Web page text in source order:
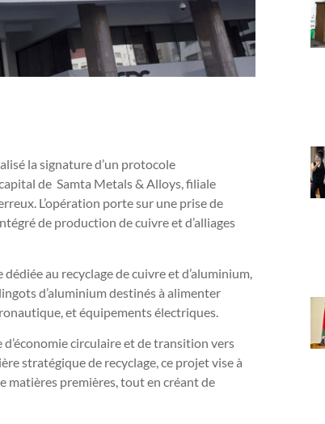
la signature d’un protocole
de Samta Metals & Alloys, filiale
L’opération porte sur une prise de
de production de cuivre et d’alliages
au recyclage de cuivre et d’aluminium,
d’aluminium destinés à alimenter
et équipements électriques.
d’économie circulaire et de transition vers
stratégique de recyclage, ce projet vise à
matières premières, tout en créant de